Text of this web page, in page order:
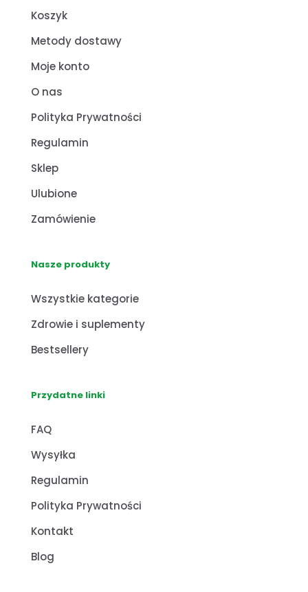
Koszyk
Metody dostawy
Moje konto
O nas
Polityka Prywatności
Regulamin
Sklep
Ulubione
Zamówienie
Nasze produkty
Wszystkie kategorie
Zdrowie i suplementy
Bestsellery
Przydatne linki
FAQ
Wysyłka
Regulamin
Polityka Prywatności
Kontakt
Blog